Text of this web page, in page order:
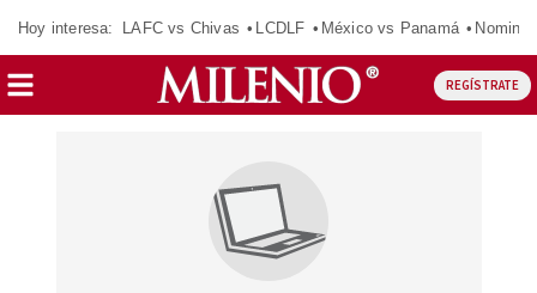
Hoy interesa: LAFC vs Chivas LCDLF México vs Panamá
REGÍSTRATE